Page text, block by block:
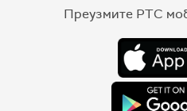
Преузмите РТС